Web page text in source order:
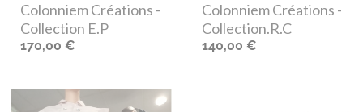
Colonniem Créations -
Collection E.P
170,00 €
Colonniem Créations -
Collection.R.C
140,00 €